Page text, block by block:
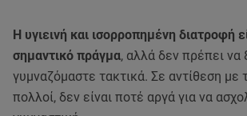
Η υγιεινή και ισορροπημένη διατροφή
σημαντικό πράγμα, αλλά δεν πρέπει να
γυμναζόμαστε τακτικά. Σε αντίθεση με
πολλοί, δεν είναι ποτέ αργά για να